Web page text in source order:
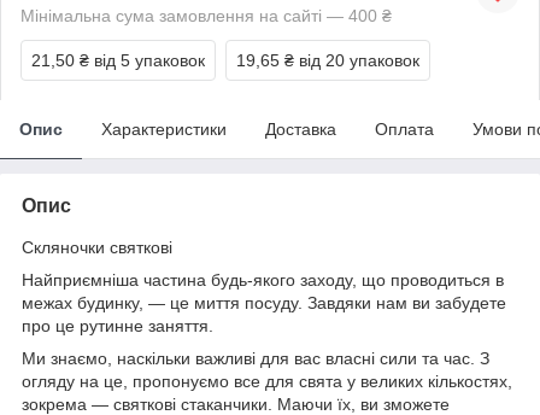
Мінімальна сума замовлення на сайті — 400 ₴
21,50 ₴ від 5 упаковок 19,65 ₴ від 20 упаковок
Опис Характеристики Доставка Оплата Умови
Опис
Скляночки святкові
Найприємніша частина будь-якого заходу, що проводиться в
межах будинку, — це миття посуду. Завдяки нам ви забудете
про це рутинне заняття.
Ми знаємо, наскільки важливі для вас власні сили та час. З
огляду на це, пропонуємо все для свята у великих кількостях,
зокрема — святкові стаканчики. Маючи їх, ви зможете